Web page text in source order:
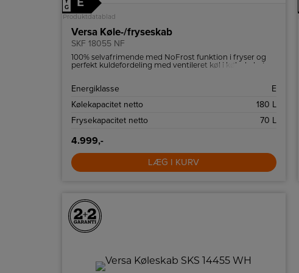
G
E
Produktdatablad
Versa Køle-/fryseskab
SKF 18055 NF
100% selvafrimende med NoFrost funktion i fryser og
perfekt kuldefordeling med ventileret køl i køleskabet.
Energiklasse
E
Kølekapacitet netto
180 L
Frysekapacitet netto
70 L
4.999,-
LÆG I KURV